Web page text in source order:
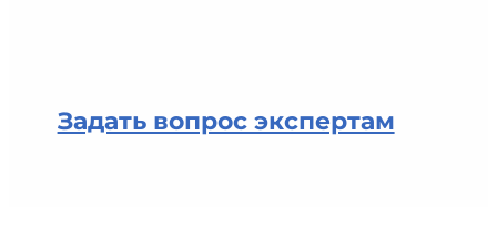
Задать вопрос экспертам